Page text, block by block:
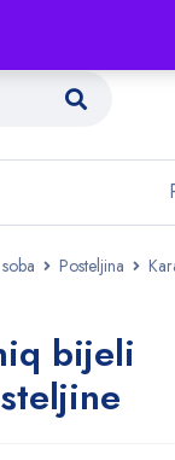
Posteljina
bijeli